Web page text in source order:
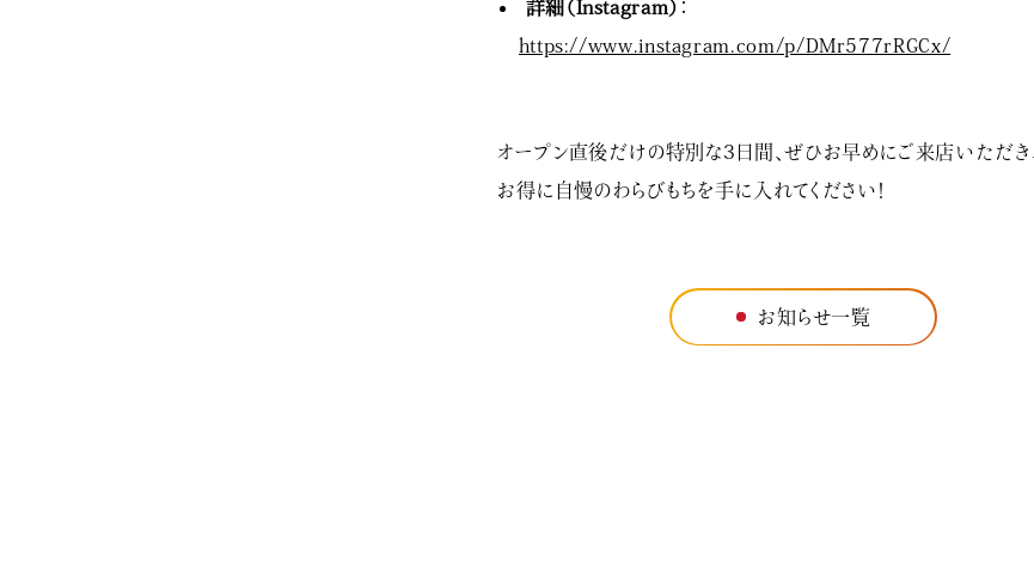
詳細（Instagram） ：
https://www.instagram.com/p/DMr577rRGCx/
オープン直後だけの特別な3日間、ぜひお早めにご来店いただき、
お得に自慢のわらびもちを手に入れてください！
お知らせ一覧